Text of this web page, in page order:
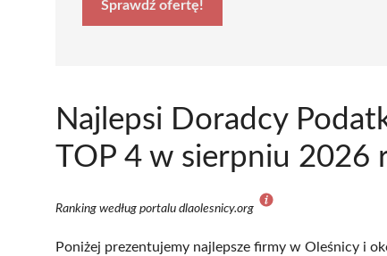
Sprawdź ofertę!
Najlepsi Doradcy
TOP 4 w sierpniu 2026
Ranking według portalu dlaolesnicy.org
Poniżej prezentujemy najlepsze firmy w Oleśnicy i